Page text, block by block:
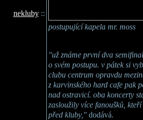
nekluby::
postupující kapela mr. moss
"už známe první dva
o svém postupu. v pátek si
clubu centrum opravdu
z karvinského hard cafe pak
nad ostravicí. oba koncerty
zasloužily více fanoušků,
před kluby,"dodává.